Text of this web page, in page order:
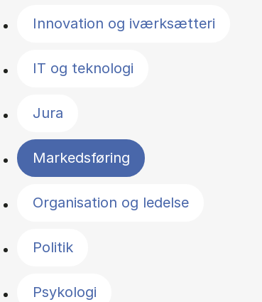
Innovation og iværksætteri
IT og teknologi
Jura
Markedsføring
Organisation og ledelse
Politik
Psykologi